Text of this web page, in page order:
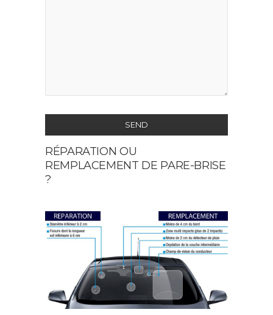
SEND
This
field
should
left
blank
RÉPARATION OU
REMPLACEMENT DE PARE-BRISE
?